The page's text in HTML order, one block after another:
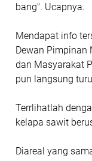
bang". Ucapnya.
Mendapat info
Dewan Pimpinan
dan Masyarakat
pun langsung
Terrlihatlah
kelapa sawit
Diareal yang